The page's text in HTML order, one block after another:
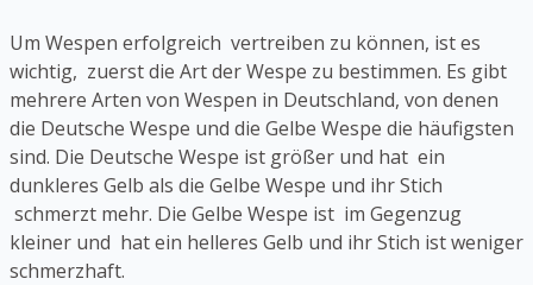
Um Wespen erfolgreich vertreiben zu können, ist es
wichtig, zuerst die Art der Wespe zu bestimmen. Es gibt
mehrere Arten von Wespen in Deutschland, von denen
die Deutsche Wespe und die Gelbe Wespe die häufigsten
sind. Die Deutsche Wespe ist größer und hat ein
dunkleres Gelb als die Gelbe Wespe und ihr Stich
schmerzt mehr. Die Gelbe Wespe ist im Gegenzug
kleiner und hat ein helleres Gelb und ihr Stich ist weniger
schmerzhaft.